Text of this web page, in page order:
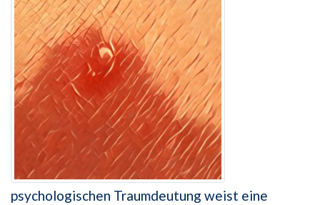
psychologischen Traumdeutung weist eine